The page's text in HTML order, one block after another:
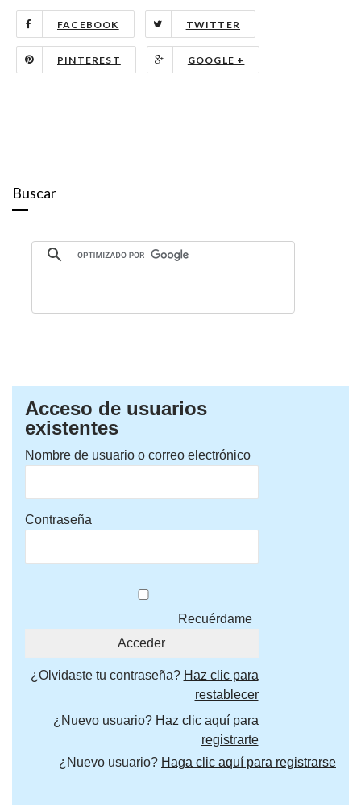
FACEBOOK TWITTER
PINTEREST GOOGLE +
Buscar
Acceso de usuarios
existentes
Nombre de usuario o correo electrónico
Contraseña
Recuérdame
¿Olvidaste tu contraseña? Haz clic para
restablecer
¿Nuevo usuario? Haz clic aquí para
registrarte
¿Nuevo usuario? Haga clic aquí para registrarse